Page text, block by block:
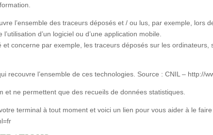
l’ensemble des traceurs déposés et / ou lus, par exemple, lors
d’un logiciel ou d’une application mobile.
et concerne par exemple, les traceurs déposés sur les
recouvre l’ensemble de ces technologies. Source : CNIL – http://
ne permettent que des recueils de données statistiques.
terminal à tout moment et voici un lien pour vous aider à le